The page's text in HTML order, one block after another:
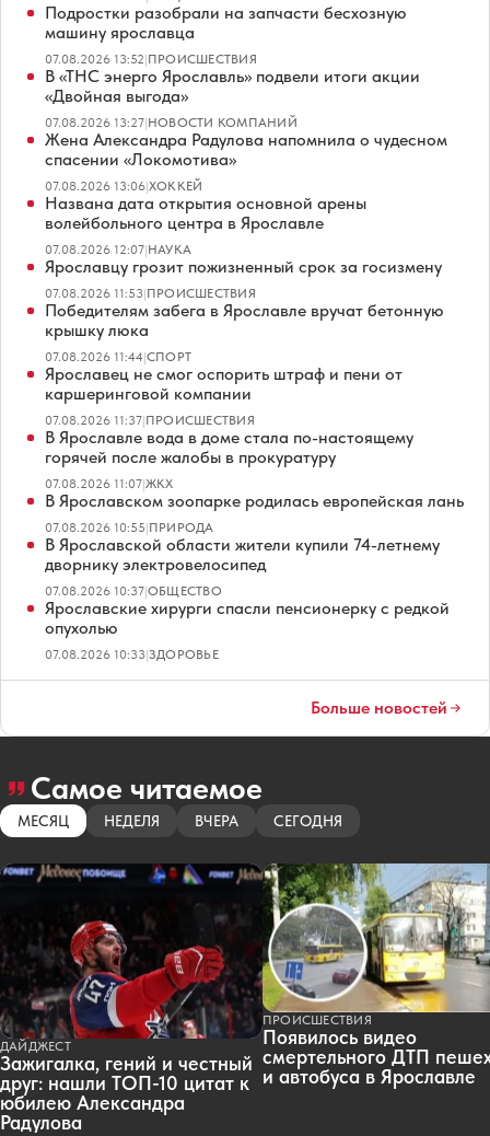
Подростки разобрали на запчасти бесхозную
машину ярославца
07.08.2026 13:52|ПРОИСШЕСТВИЯ
В «ТНС энерго Ярославль» подвели итоги акции
«Двойная выгода»
07.08.2026 13:27|НОВОСТИ КОМПАНИЙ
Жена Александра Радулова напомнила о чудесном
спасении «Локомотива»
07.08.2026 13:06|ХОККЕЙ
Названа дата открытия основной арены
волейбольного центра в Ярославле
07.08.2026 12:07|НАУКА
Ярославцу грозит пожизненный срок за госизмену
07.08.2026 11:53|ПРОИСШЕСТВИЯ
Победителям забега в Ярославле вручат бетонную
крышку люка
07.08.2026 11:44|СПОРТ
Ярославец не смог оспорить штраф и пени от
каршеринговой компании
07.08.2026 11:37|ПРОИСШЕСТВИЯ
В Ярославле вода в доме стала по-настоящему
горячей после жалобы в прокуратуру
07.08.2026 11:07|ЖКХ
В Ярославском зоопарке родилась европейская лань
07.08.2026 10:55|ПРИРОДА
В Ярославской области жители купили 74-летнему
дворнику электровелосипед
07.08.2026 10:37|ОБЩЕСТВО
Ярославские хирурги спасли пенсионерку с редкой
опухолью
07.08.2026 10:33|ЗДОРОВЬЕ
Больше новостей
Самое читаемое
МЕСЯЦ НЕДЕЛЯ ВЧЕРА СЕГОДНЯ
ДАЙДЖЕСТ
Зажигалка, гений и честный
друг: нашли ТОП-10 цитат к
юбилею Александра
Радулова
ПРОИСШЕСТВИЯ
Появилось видео
смертельного ДТП
и автобуса в Ярославле